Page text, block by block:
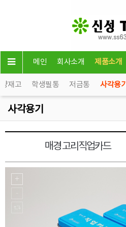
메인 회사소개 제품소개
재고 학생필통 저금통 사각용기
사각용기
매경 고리직업카드